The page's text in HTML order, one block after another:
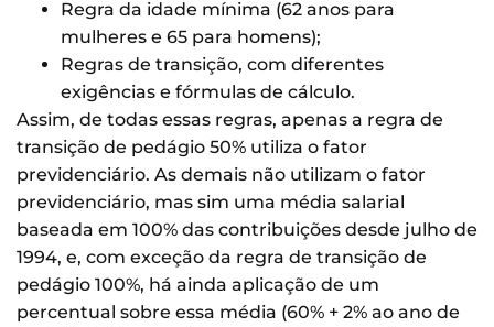
Regra da idade mínima (62 anos para
mulheres e 65 para homens);
Regras de transição, com diferentes
exigências e fórmulas de cálculo.
Assim, de todas essas regras, apenas a regra de
transição de pedágio 50% utiliza o fator
previdenciário. As demais não utilizam o fator
previdenciário, mas sim uma média salarial
baseada em 100% das contribuições desde julho de
1994, e, com exceção da regra de transição de
pedágio 100%, há ainda aplicação de um
percentual sobre essa média (60% + 2% ao ano de